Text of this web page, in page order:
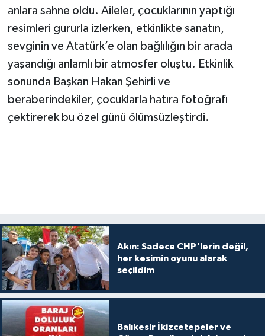
anlara sahne oldu. Aileler, çocuklarının yaptığı
resimleri gururla izlerken, etkinlikte sanatın,
sevginin ve Atatürk’e olan bağlılığın bir arada
yaşandığı anlamlı bir atmosfer oluştu. Etkinlik
sonunda Başkan Hakan Şehirli ve
beraberindekiler, çocuklarla hatıra fotoğrafı
çektirerek bu özel günü ölümsüzleştirdi.
Akın: Sadece CHP'lerin değil,
her kesimin oyunu alarak
seçildim
Balıkesir İkizcetepeler ve